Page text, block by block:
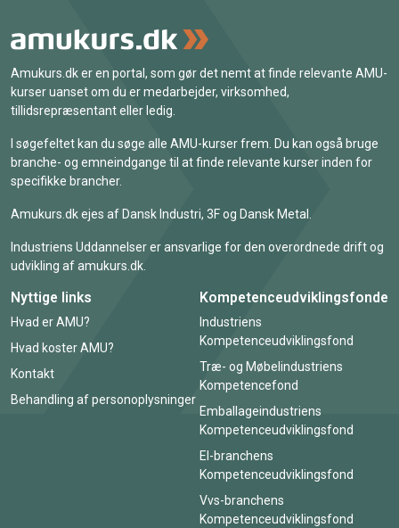
Amukurs.dk er en portal, som gør det nemt at finde relevante AMU-
kurser uanset om du er medarbejder, virksomhed,
tillidsrepræsentant eller ledig.
I søgefeltet kan du søge alle AMU-kurser frem. Du kan også bruge
branche- og emneindgange til at finde relevante kurser inden for
specifikke brancher.
Amukurs.dk ejes af Dansk Industri, 3F og Dansk Metal.
Industriens Uddannelser er ansvarlige for den overordnede drift og
udvikling af amukurs.dk.
Nyttige links
Hvad er AMU?
Hvad koster AMU?
Kontakt
Behandling af personoplysninger
Kompetenceudviklingsfonde
Industriens
Kompetenceudviklingsfond
Træ- og Møbelindustriens
Kompetencefond
Emballageindustriens
Kompetenceudviklingsfond
El-branchens
Kompetenceudviklingsfond
Vvs-branchens
Kompetenceudviklingsfond